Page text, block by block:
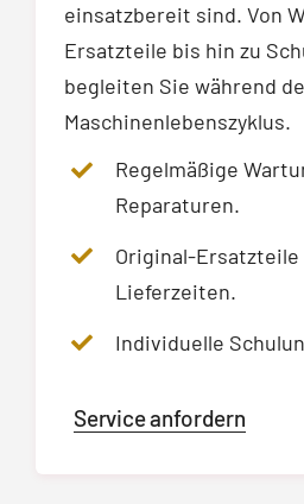
einsatzbereit sind. Von
Ersatzteile bis hin zu
begleiten Sie während
Maschinenlebenszyklus.
Regelmäßige
Reparaturen.
Original-Ersatzteile
Lieferzeiten.
Individuelle
Service anfordern